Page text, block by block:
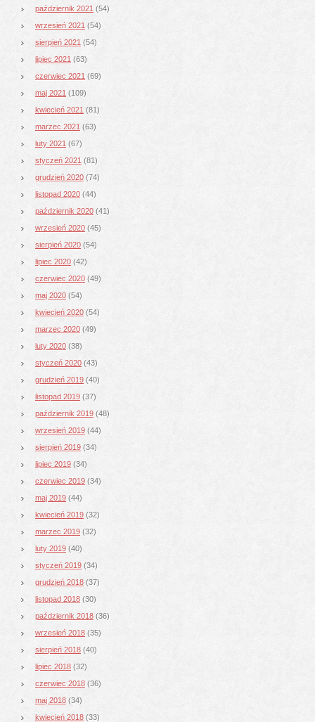
październik 2021 (54)
wrzesień 2021 (54)
sierpień 2021 (54)
lipiec 2021 (63)
czerwiec 2021 (69)
maj 2021 (109)
kwiecień 2021 (81)
marzec 2021 (63)
luty 2021 (67)
styczeń 2021 (81)
grudzień 2020 (74)
listopad 2020 (44)
październik 2020 (41)
wrzesień 2020 (45)
sierpień 2020 (54)
lipiec 2020 (42)
czerwiec 2020 (49)
maj 2020 (54)
kwiecień 2020 (54)
marzec 2020 (49)
luty 2020 (38)
styczeń 2020 (43)
grudzień 2019 (40)
listopad 2019 (37)
październik 2019 (48)
wrzesień 2019 (44)
sierpień 2019 (34)
lipiec 2019 (34)
czerwiec 2019 (34)
maj 2019 (44)
kwiecień 2019 (32)
marzec 2019 (32)
luty 2019 (40)
styczeń 2019 (34)
grudzień 2018 (37)
listopad 2018 (30)
październik 2018 (36)
wrzesień 2018 (35)
sierpień 2018 (40)
lipiec 2018 (32)
czerwiec 2018 (36)
maj 2018 (34)
kwiecień 2018 (33)